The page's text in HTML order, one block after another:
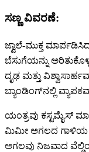
ಸಣ್ಣ ವಿವರಣೆ:
ಜ್ವಾಲೆ-ಮುಕ್ತ
ಬೆಸುಗೆಯನ್ನು
ದೃಢ ಮತ್ತು
ಬ್ಯಾಂಡಿಂಗ್‌ನಲ್ಲಿ
ಯಂತ್ರವು ಕಸ್ಟಮೈಸ್
ಮಿಮೀ ಅಗಲದ ಗಾಳಿಯ
ಅಗಲವು ನಿಜವಾದ